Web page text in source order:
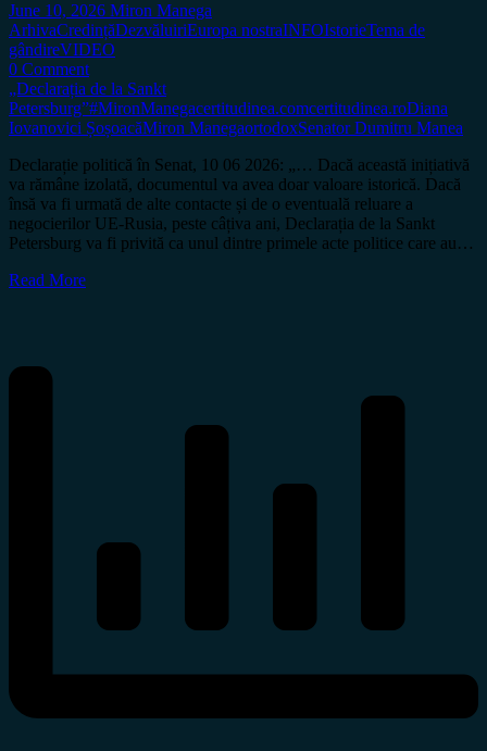
June 10, 2026 Miron Manega
ArhivaCredințăDezvăluiriEuropa nostraINFOIstorieTema de
gândireVIDEO
0 Comment
„Declarația de la Sankt
Petersburg”#MironManegacertitudinea.comcertitudinea.roDiana
Iovanovici ȘoșoacăMiron ManegaortodoxSenator Dumitru Manea
Declarație politică în Senat, 10 06 2026: „… Dacă această inițiativă
va rămâne izolată, documentul va avea doar valoare istorică. Dacă
însă va fi urmată de alte contacte și de o eventuală reluare a
negocierilor UE-Rusia, peste câțiva ani, Declarația de la Sankt
Petersburg va fi privită ca unul dintre primele acte politice care au…
Read More